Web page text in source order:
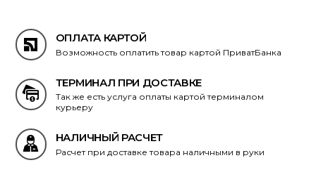
ОПЛАТА КАРТОЙ
Возможность оплатить товар картой ПриватБанка
ТЕРМИНАЛ ПРИ ДОСТАВКЕ
Так же есть услуга оплаты картой терминалом
курьеру
НАЛИЧНЫЙ РАСЧЕТ
Расчет при доставке товара наличными в руки